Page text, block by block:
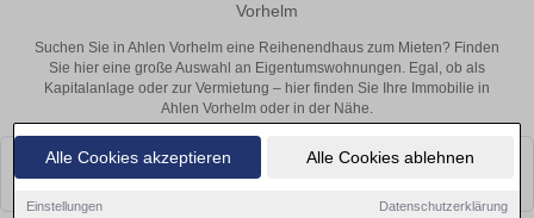
Alle Cookies akzeptieren Alle Cookies ablehnen
Einstellungen Datenschutzerklärung
Vorhelm
Suchen Sie in Ahlen Vorhelm eine Reihenendhaus zum Mieten? Finden
Sie hier eine große Auswahl an Eigentumswohnungen. Egal, ob als
Kapitalanlage oder zur Vermietung – hier finden Sie Ihre Immobilie in
Ahlen Vorhelm oder in der Nähe.
Leider konnten wir derzeit keine passenden Objekte finden. Schauen Sie
bald wieder vorbei!